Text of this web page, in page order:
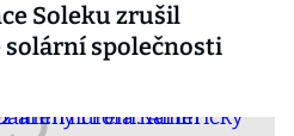
Soleku zrušil
solární společnosti